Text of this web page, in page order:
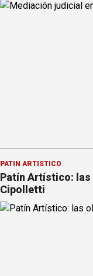
PATÍN ARTÍSTICO
Patín Artístico: las
Cipolletti